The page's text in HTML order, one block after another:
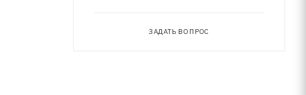
ЗАДАТЬ ВОПРОС